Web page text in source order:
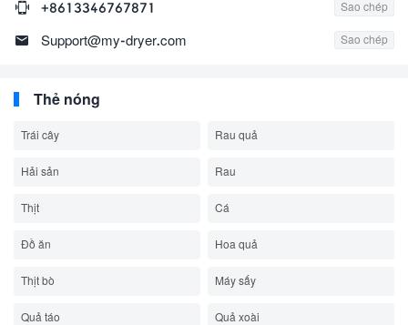
 +8613346767871 Sao chép
 Support@my-dryer.com Sao chép
Thẻ nóng
Trái cây Rau quả
Hải sản Rau
Thịt Cá
Đồ ăn Hoa quả
Thịt bò Máy sấy
Quả táo Quả xoài